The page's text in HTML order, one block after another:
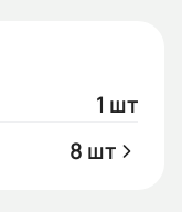
1 шт
8 шт